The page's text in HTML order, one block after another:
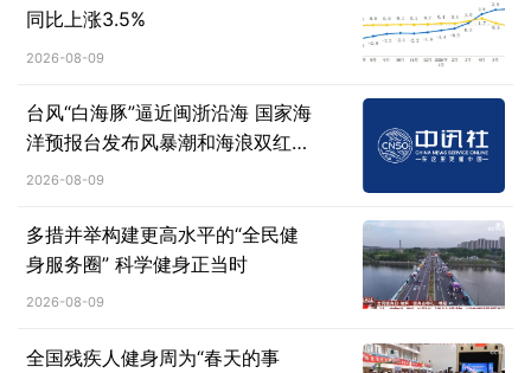
同比上涨3.5%
2026-08-09
台风“白海豚”逼近闽浙沿海 国家海
洋预报台发布风暴潮和海浪双红警
报
2026-08-09
多措并举构建更高水平的“全民健
身服务圈” 科学健身正当时
2026-08-09
全国残疾人健身周为“春天的事